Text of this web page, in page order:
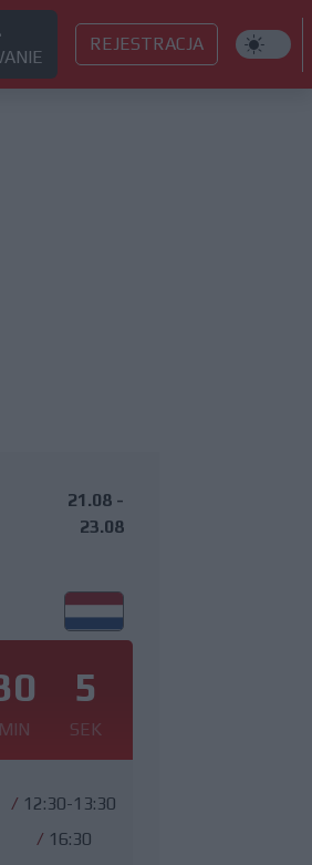
REJESTRACJA
21.08 -
23.08
MIN
4
SEK
/ 12:30-13:30
/ 16:30